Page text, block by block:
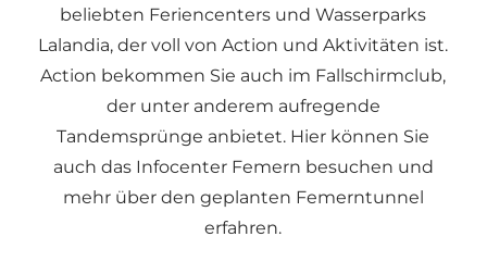
beliebten Feriencenters und Wasserparks
Lalandia, der voll von Action und Aktivitäten ist.
Action bekommen Sie auch im Fallschirmclub,
der unter anderem aufregende
Tandemsprünge anbietet. Hier können Sie
auch das Infocenter Femern besuchen und
mehr über den geplanten Femerntunnel
erfahren.